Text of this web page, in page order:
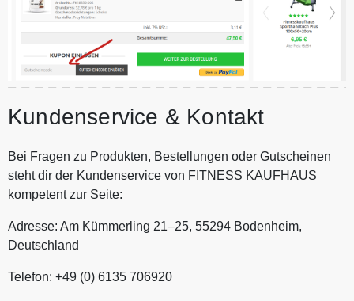
Kundenservice & Kontakt
Bei Fragen zu Produkten, Bestellungen oder Gutscheinen
steht dir der Kundenservice von FITNESS KAUFHAUS
kompetent zur Seite:
Adresse: Am Kümmerling 21–25, 55294 Bodenheim,
Deutschland
Telefon: +49 (0) 6135 706920